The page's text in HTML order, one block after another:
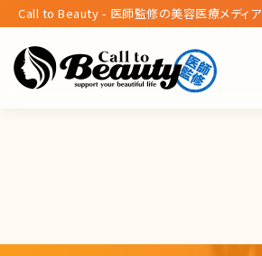
Call to Beauty - 医師監修の美容医療メディア